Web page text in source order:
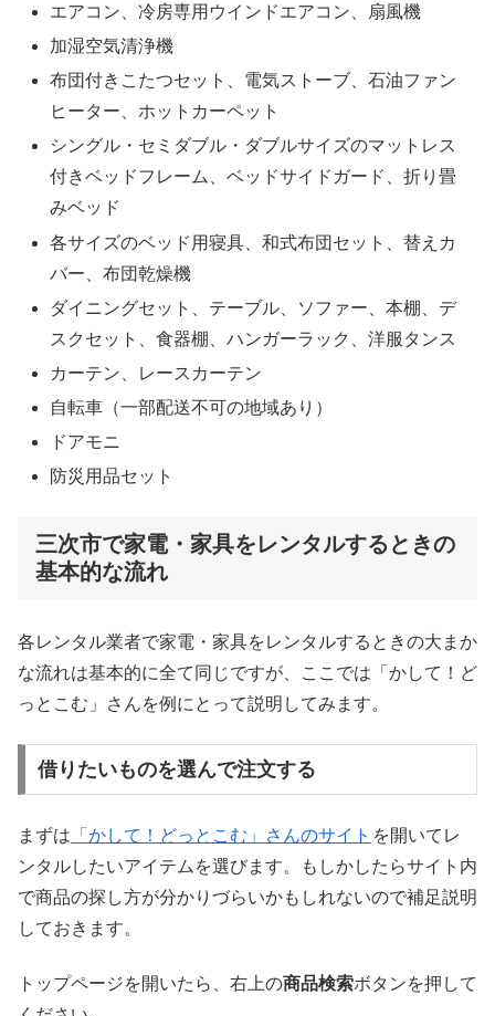
エアコン、冷房専用ウインドエアコン、扇風機
加湿空気清浄機
布団付きこたつセット、電気ストーブ、石油ファン
ヒーター、ホットカーペット
シングル・セミダブル・ダブルサイズのマットレス
付きベッドフレーム、ベッドサイドガード、折り畳
みベッド
各サイズのベッド用寝具、和式布団セット、替えカ
バー、布団乾燥機
ダイニングセット、テーブル、ソファー、本棚、デ
スクセット、食器棚、ハンガーラック、洋服タンス
カーテン、レースカーテン
自転車（一部配送不可の地域あり）
ドアモニ
防災用品セット
三次市で家電・家具をレンタルするときの
基本的な流れ
各レンタル業者で家電・家具をレンタルするときの大まか
な流れは基本的に全て同じですが、ここでは「かして！ど
っとこむ」さんを例にとって説明してみます。
借りたいものを選んで注文する
まずは 「かして！どっとこむ」さんのサイト を開いてレ
ンタルしたいアイテムを選びます。もしかしたらサイト内
で商品の探し方が分かりづらいかもしれないので補足説明
しておきます。
トップページを開いたら、右上の商品検索ボタンを押して